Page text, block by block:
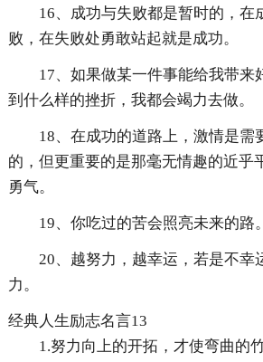
16、成功与失败都是暂时的，在
败，在失败处勇敢站起就是成功。
17、如果做某一件事能给我带来
到什么样的挫折，我都会竭力去做。
18、在成功的道路上，激情是需
的，但更重要的是那毫无情趣的近乎
勇气。
19、你吃过的苦会照亮未来的路。
20、越努力，越幸运，若是不幸
力。
经典人生励志名言13
1.努力向上的开拓，才使弯曲的